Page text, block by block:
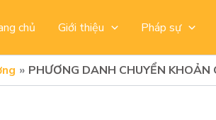
chủ Giới thiệu Pháp sự
PHƯƠNG DANH CHUYỂN